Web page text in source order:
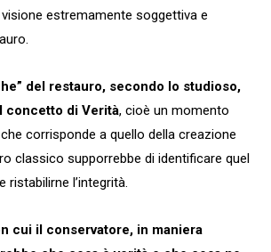
estremamente soggettiva e
del restauro, secondo lo studioso,
concetto di Verità, cioè un momento
corrisponde a quello della creazione
classico supporrebbe di identificare quel
l’integrità.
cui il conservatore, in maniera